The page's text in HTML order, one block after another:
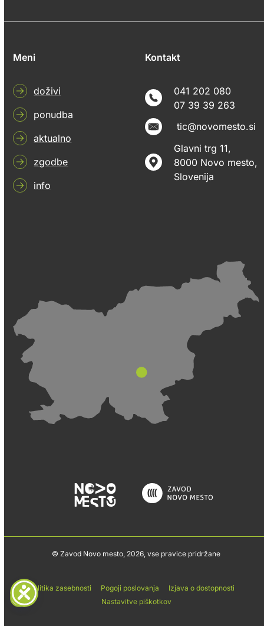
Meni
doživi
ponudba
aktualno
zgodbe
info
Kontakt
041 202 080
07 39 39 263
tic@novomesto.si
Glavni trg 11,
8000 Novo mesto,
Slovenija
© Zavod Novo mesto, 2026, vse pravice pridržane
Politika zasebnosti Pogoji poslovanja
Izjava o dostopnosti
Nastavitve piškotkov